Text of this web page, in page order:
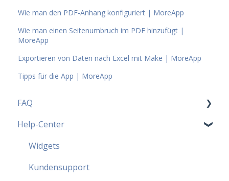
Wie man den PDF-Anhang konfiguriert | MoreApp
Wie man einen Seitenumbruch im PDF hinzufügt |
MoreApp
Exportieren von Daten nach Excel mit Make | MoreApp
Tipps für die App | MoreApp
FAQ
MoreApp Pläne - FAQ
Beliebteste FAQ
Sicherheit - FAQ
Help-Center
Widgets
Kundensupport